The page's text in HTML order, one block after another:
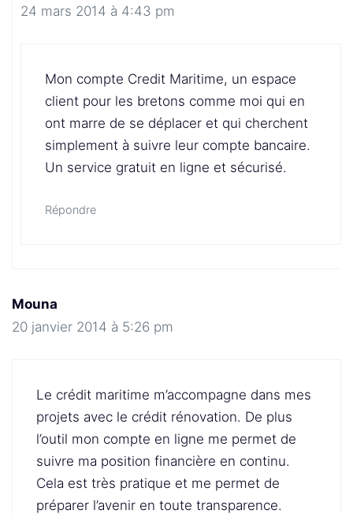
24 mars 2014 à 4:43 pm
Mon compte Credit Maritime, un espace
client pour les bretons comme moi qui en
ont marre de se déplacer et qui cherchent
simplement à suivre leur compte bancaire.
Un service gratuit en ligne et sécurisé.
Répondre
Mouna
20 janvier 2014 à 5:26 pm
Le crédit maritime m’accompagne dans mes
projets avec le crédit rénovation. De plus
l’outil mon compte en ligne me permet de
suivre ma position financière en continu.
Cela est très pratique et me permet de
préparer l’avenir en toute transparence.